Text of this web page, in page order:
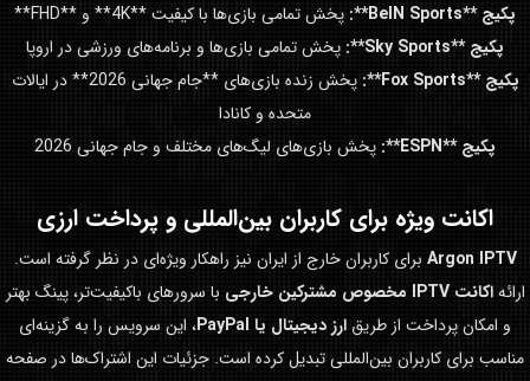
پکیج **BeIN Sports**:
پخش تمامی بازی‌ها با کیفیت **4K** و **FHD**
پکیج **Sky Sports**:
پخش تمامی بازی‌ها و برنامه‌های ورزشی در اروپا
پکیج **Fox Sports**:
پخش زنده بازی‌های **جام جهانی 2026** در ایالات
متحده و کانادا
پکیج **ESPN**:
پخش بازی‌های لیگ‌های مختلف و جام جهانی 2026
اکانت ویژه برای کاربران بین‌المللی و پرداخت ارزی
Argon IPTV برای کاربران خارج از ایران نیز راهکار ویژه‌ای در نظر گرفته است.
ارائهاکانت IPTV مخصوص مشترکین خارجی
با سرورهای باکیفیت‌تر، پینگ بهتر
و امکان پرداخت از طریق ارز دیجیتال یا PayPal
، این سرویس را به گزینه‌ای
مناسب برای کاربران بین‌المللی تبدیل کرده است. جزئیات این اشتراک‌ها در صفحه